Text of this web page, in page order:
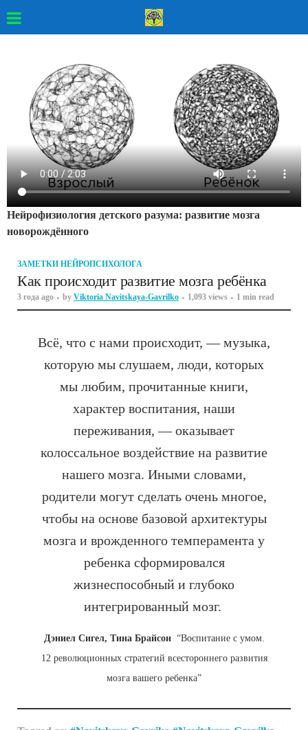
Нейрофизиология детского разума: развитие мозга
новорождённого
ЗАМЕТКИ НЕЙРОПСИХОЛОГА
Как происходит развитие мозга ребёнка
3 года ago by Viktoria Navitskaya-Gavrilko 1,093 views 1 min read
Всё, что с нами происходит, — музыка,
которую мы слушаем, люди, которых
мы любим, прочитанные книги,
характер воспитания, наши
переживания, — оказывает
колоссальное воздействие на развитие
нашего мозга. Иными словами,
родители могут сделать очень многое,
чтобы на основе базовой архитектуры
мозга и врожденного темперамента у
ребенка сформировался
жизнеспособный и глубоко
интегрированный мозг.
Дэниел Сигел, Тина Брайсон“Воспитание с умом.
12 революционных стратегий всестороннего развития
мозга вашего ребенка”